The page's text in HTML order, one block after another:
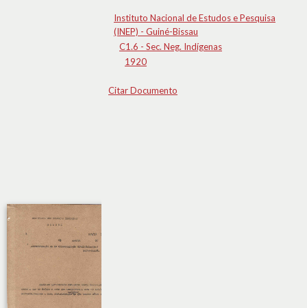
Instituto Nacional de Estudos e Pesquisa
(INEP) - Guiné-Bissau
C1.6 - Sec. Neg. Indígenas
1920
Citar Documento